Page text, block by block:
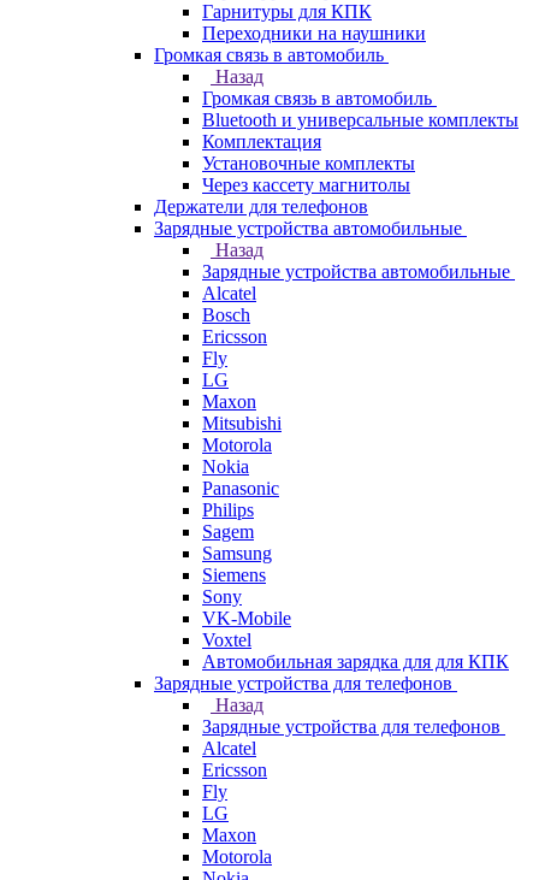
Гарнитуры для КПК
Переходники на наушники
Громкая связь в автомобиль
Назад
Громкая связь в автомобиль
Bluetooth и универсальные комплекты
Комплектация
Установочные комплекты
Через кассету магнитолы
Держатели для телефонов
Зарядные устройства автомобильные
Назад
Зарядные устройства автомобильные
Alcatel
Bosch
Ericsson
Fly
LG
Maxon
Mitsubishi
Motorola
Nokia
Panasonic
Philips
Sagem
Samsung
Siemens
Sony
VK-Mobile
Voxtel
Автомобильная зарядка для для КПК
Зарядные устройства для телефонов
Назад
Зарядные устройства для телефонов
Alcatel
Ericsson
Fly
LG
Maxon
Motorola